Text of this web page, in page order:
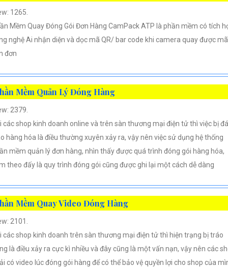
1265.
Mềm Quay Đóng Gói Đơn Hàng CamPack ATP là phần mềm có tích
nghệ Ai nhận diện và dọc mã QR/ bar code khi camera quay được mã
đơn
Mềm Quản Lý Đóng Hàng
2379.
các shop kinh doanh online và trên sàn thương mại điện tử thì việc bị
hàng hóa là điều thường xuyên xảy ra, vậy nên việc sử dụng hệ thống
mềm quản lý đơn hàng, nhìn thấy được quá trình đóng gói hàng hóa,
theo đấy là quy trình đóng gói cũng được ghi lại một cách dễ dàng
Mềm Quay Video Đóng Hàng
2101.
các shop kinh doanh trên sàn thương mại điện tử thì hiện trạng bị tráo
là điều xảy ra cực kì nhiều và đây cũng là một vấn nạn, vậy nên các
có video lúc đóng gói hàng để có thể bảo vệ quyền lợi cho shop của